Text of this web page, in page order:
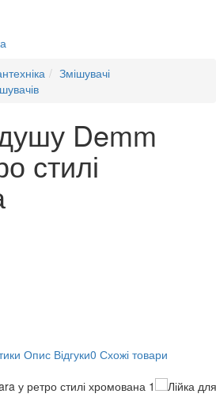
Змішувачі
Demm
стилі
Опис Відгуки0 Схожі товари